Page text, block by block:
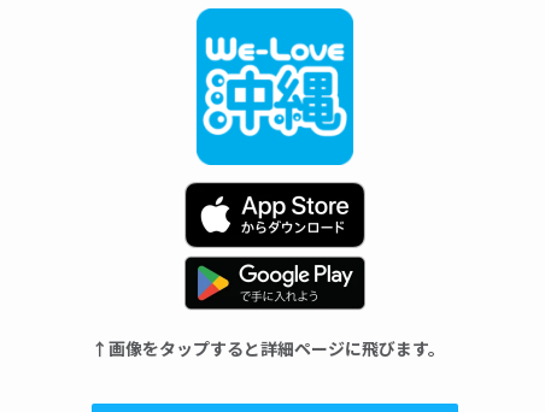
↑画像をタップすると詳細ページに飛びます。